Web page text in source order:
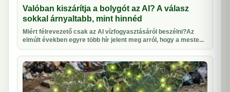
Valóban kiszárítja a bolygót az AI? A válasz
sokkal árnyaltabb, mint hinnéd
Miért félrevezető csak az AI vízfogyasztásáról beszélni?Az
elmúlt években egyre több hír jelent meg arról, hogy a meste...